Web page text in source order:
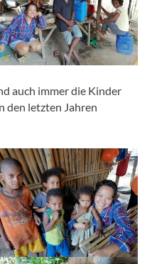
auch immer die Kinder
den letzten Jahren